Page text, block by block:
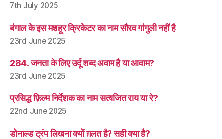
7th July 2025
बंगाल के इस मशहूर क्रिकेटर का नाम सौरव गांगुली नहीं है
23rd June 2025
284. जनता के लिए उर्दू शब्द अवाम है या आवाम?
23rd June 2025
प्रसिद्ध फ़िल्म निर्देशक का नाम सत्यजित राय या रे?
22nd June 2025
डोनाल्ड ट्रंप लिखना क्यों ग़लत है? सही क्या है?